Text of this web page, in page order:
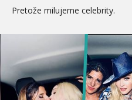
Pretože milujeme celebrity.